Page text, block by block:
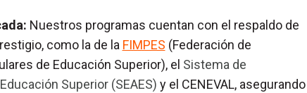
Nuestros programas cuentan con el respaldo de
como la de la FIMPES (Federación de
de Educación Superior), el Sistema de
Superior (SEAES) y el CENEVAL, asegurando